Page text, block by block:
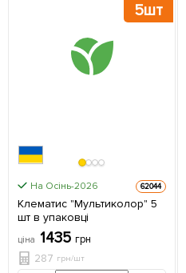
5шт
На Осінь-2026 62044
Клематис "Мультиколор" 5
шт в упаковці
ціна 1435 грн
287 грн/шт